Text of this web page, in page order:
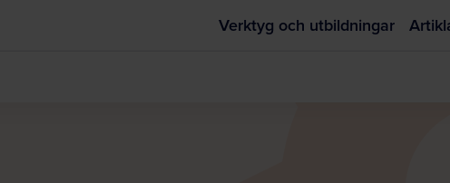
Verktyg och utbildningar